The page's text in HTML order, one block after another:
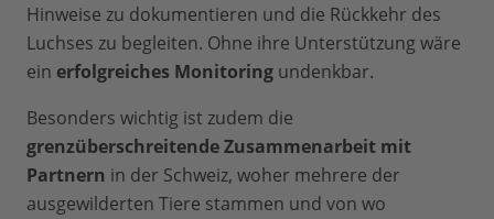
Hinweise zu dokumentieren und die Rückkehr des
Luchses zu begleiten. Ohne ihre Unterstützung wäre
ein erfolgreiches Monitoring undenkbar.
Besonders wichtig ist zudem die
grenzüberschreitende Zusammenarbeit mit
Partnern in der Schweiz, woher mehrere der
ausgewilderten Tiere stammen und von wo